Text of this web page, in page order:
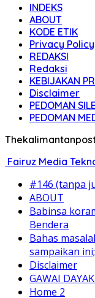
INDEKS
ABOUT
KODE ETIK
Privacy Policy
REDAKSI
Redaksi
KEBIJAKAN
Disclaimer
PEDOMAN
PEDOMAN
Fairuz Media
#146 (tanpa
ABOUT
Babinsa
Bendera
Bahas
sampaikan ini;
Disclaimer
GAWAI
Home 2